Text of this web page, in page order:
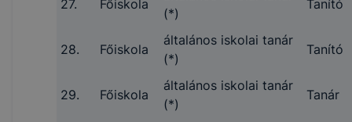
27. Főiskola
(*)
Tanító
28. Főiskola
általános iskolai tanár
(*)
Tanító
29. Főiskola
általános iskolai tanár
(*)
Tanár